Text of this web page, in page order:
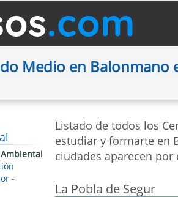
Medio en Balonmano
Listado de todos los
estudiar y formarte en
ciudades aparecen
La Pobla de Segur
-